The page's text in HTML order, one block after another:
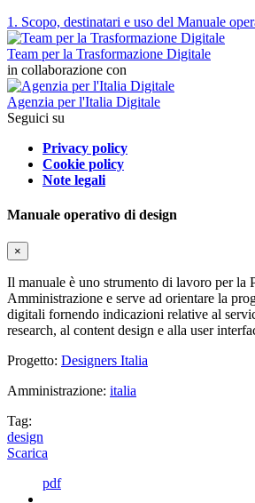
1. Scopo, destinatari e uso del Manuale
Team per la Trasformazione Digitale
in collaborazione con
Agenzia per l'Italia Digitale
Seguici su
Privacy policy
Cookie policy
Note legali
Manuale operativo di design
×
Il manuale è uno strumento di lavoro per la
Amministrazione e serve ad orientare la
digitali fornendo indicazioni relative al
research, al content design e alla user
Progetto: Designers Italia
Amministrazione: italia
Tag:
design
Scarica
pdf